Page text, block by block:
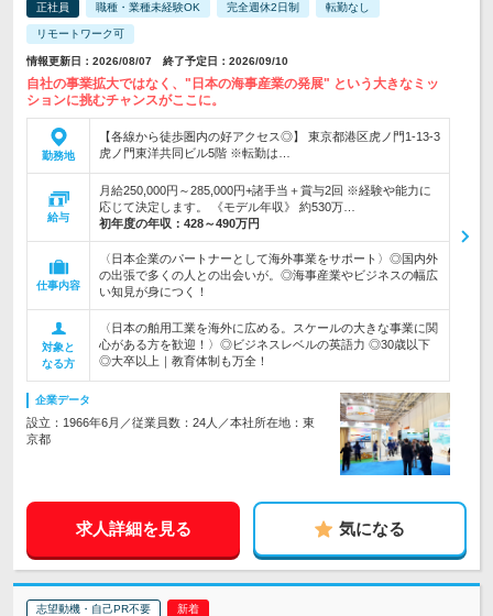
正社員 職種・業種未経験OK 完全週休2日制 転勤なし
リモートワーク可
情報更新日：2026/08/07 終了予定日：2026/09/10
自社の事業拡大ではなく、"日本の海事産業の発展" という大きなミッ
ションに挑むチャンスがここに。
勤務地
【各線から徒歩圏内の好アクセス◎】 東京都港区虎ノ門1-13-3
虎ノ門東洋共同ビル5階 ※転勤は…
給与
月給250,000円～285,000円+諸手当＋賞与2回 ※経験や能力に
応じて決定します。 《モデル年収》 約530万…
初年度の年収： 428～490万円
仕事内容
〈日本企業のパートナーとして海外事業をサポート〉◎国内外
の出張で多くの人との出会いが。◎海事産業やビジネスの幅広
い知見が身につく！
対象と
なる方
〈日本の舶用工業を海外に広める。スケールの大きな事業に関
心がある方を歓迎！〉◎ビジネスレベルの英語力 ◎30歳以下
◎大卒以上｜教育体制も万全！
企業データ
設立：1966年6月／従業員数：24人／本社所在地：東
京都
求人詳細を見る 気になる
志望動機・自己PR不要